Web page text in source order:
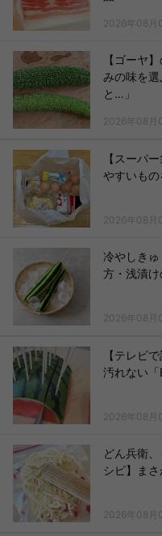
2026年08月
【ゴーヤ
みの味を
と…」
2026年08月
【スーパ
やすいもの
2026年08月
冷やしき
方・浅漬
2026年08月
【テレビ
汚れない
2026年08月
どん兵衛
シピ】ま
2026年08月